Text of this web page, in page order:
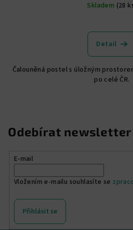
Skladem (28
z
5
Detail
Čalouněná postel s úložným
po celé ČR.
Odebírat newsletter
E-mail
Vložením e-mailu souhlasíte se
Přihlásit se